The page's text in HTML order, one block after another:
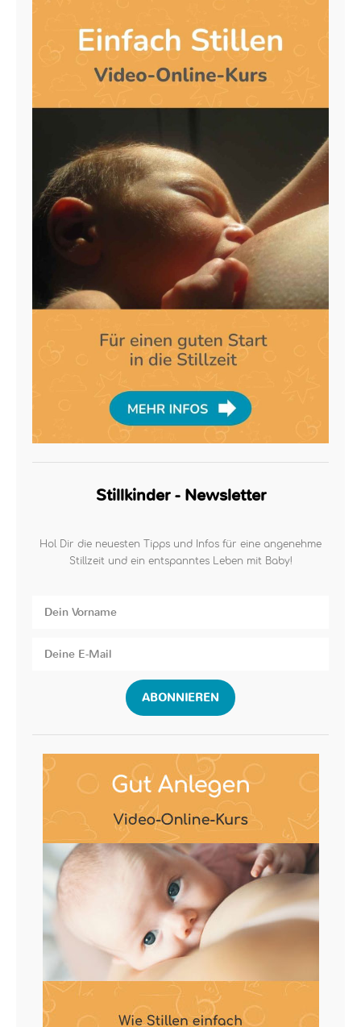
Stillkinder - Newsletter
Hol Dir die neuesten Tipps und Infos für eine angenehme
Stillzeit und ein entspanntes Leben mit Baby!
ABONNIEREN